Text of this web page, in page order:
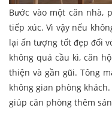
Bước vào một căn nhà,
tiếp xúc. Vì vậy nếu
lại ấn tượng tốt đẹp đối
không quá cầu kì, căn
thiện và gần gũi. Tông
không gian phòng
giúp căn phòng thêm